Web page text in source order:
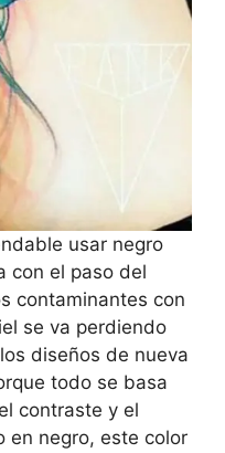
usar negro
con el paso del
contaminantes con
se va perdiendo
diseños de nueva
todo se basa
contraste y el
en negro, este color